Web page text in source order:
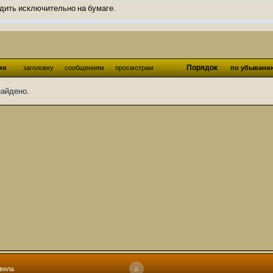
исключительно на бумаге.
и Ангелы из Ада были и будут только на бумаге.
Ангелов из Ада, а в электронном варианте нету вариантов?
какие, подскажите пожалуйста?)
аболетов на бусти:
раньше?
процесс не очень быстрый будет. Думаю в течении 1-2 месяцев
с телефона не очень удобно)
по ходу чтения правлю. Получается не совнлитературный перевод,
заголовку сообщениям просмотрам Порядок по